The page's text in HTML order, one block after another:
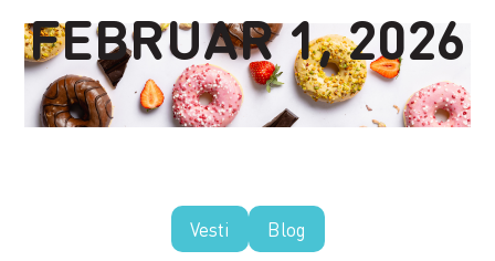
FEBRUAR 1, 2026
Vesti Blog